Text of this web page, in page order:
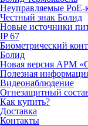
Неуправляемые
Честный знак Болид
Новые источники
IP 67
Биометрический
Болид
Новая версия АРМ
Полезная
Видеонаблюдение
Огнезащитный
Как купить?
Доставка
Контакты